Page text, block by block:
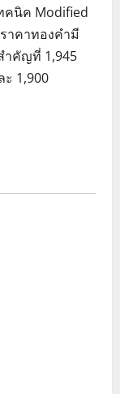
คนิค Modified
าคาทองคำมี
ำคัญที่ 1,945
1,900